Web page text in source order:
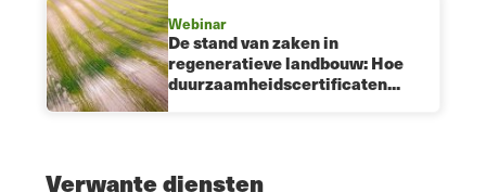
Webinar
De stand van zaken in
regeneratieve landbouw: Hoe
duurzaamheidscertificaten...
Verwante diensten